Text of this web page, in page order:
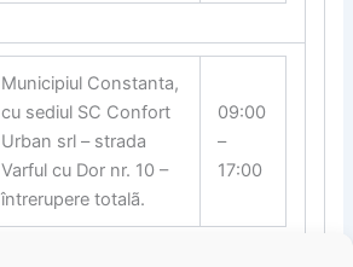
Municipiul Constanta,
cu sediul SC Confort
Urban srl – strada
Varful cu Dor nr. 10 –
întrerupere totalã.
09:00
–
17:00